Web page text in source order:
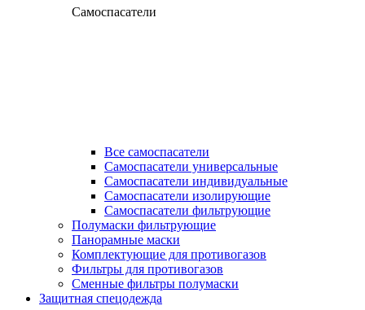
Самоспасатели
Все самоспасатели
Самоспасатели универсальные
Самоспасатели индивидуальные
Самоспасатели изолирующие
Самоспасатели фильтрующие
Полумаски фильтрующие
Панорамные маски
Комплектующие для противогазов
Фильтры для противогазов
Сменные фильтры полумаски
Защитная спецодежда